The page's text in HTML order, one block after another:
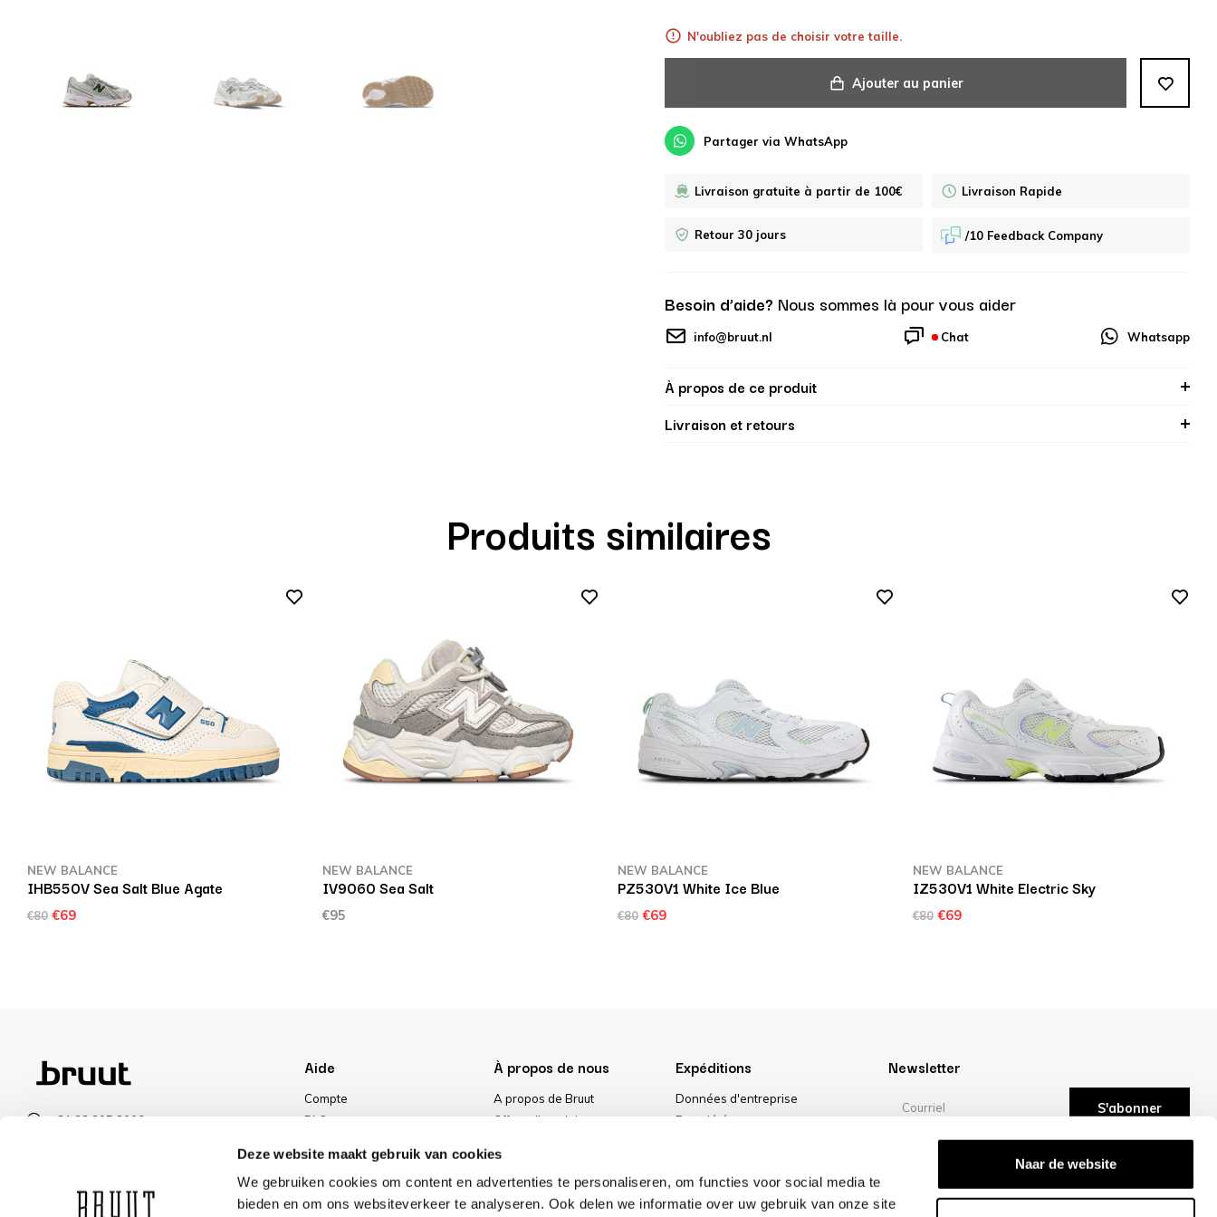
Deze website maakt gebruik van cookies
We gebruiken cookies om content en advertenties te personaliseren, om functies voor social media te
bieden en om ons websiteverkeer te analyseren. Ook delen we informatie over uw gebruik van onze site
Naar de website
N'oubliez pas de choisir votre taille.
Ajouter au panier
Partager via WhatsApp
Livraison gratuite à partir de 100€ Livraison Rapide
Retour 30 jours /10 Feedback Company
Besoin d’aide? Nous sommes là pour vous aider
info@bruut.nl Chat Whatsapp
À propos de ce produit
Livraison et retours
Produits similaires
NEW BALANCE
IHB550V Sea Salt Blue Agate
€80 €69
NEW BALANCE
IV9060 Sea Salt
€95
NEW BALANCE
PZ530V1 White Ice Blue
€80 €69
NEW BALANCE
IZ530V1 White Electric Sky
€80 €69
+31 23 205 2006
VOIR LES HORAIRES D’OUVERTURE
Aide
Compte
FAQ
Méthode de paiement
Livraisons
Réduction
À propos de nous
A propos de Bruut
Offres d'emploi
Notre magasin
Expéditions
Données d'entreprise
Propriété
Cookies
Newsletter
S'abonner
/10 -